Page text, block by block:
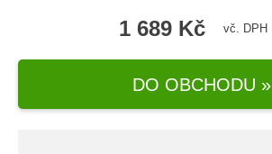
1 689 Kč vč. DPH
DO OBCHODU »